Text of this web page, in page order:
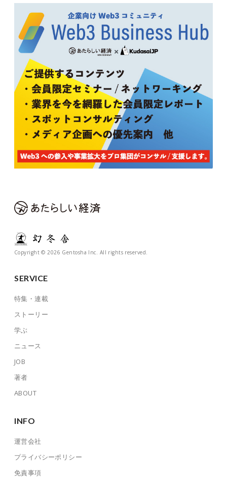
Copyright © 2026 Gentosha Inc. All rights reserved.
SERVICE
特集・連載
ストーリー
学ぶ
ニュース
JOB
著者
ABOUT
INFO
運営会社
プライバシーポリシー
免責事項